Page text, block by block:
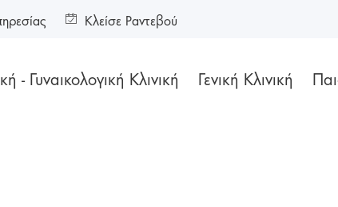
- Γυναικολογική Κλινική Γενική Κλινική
Κλείσε Ραντεβού